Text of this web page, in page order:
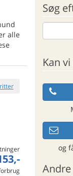
alle
Søg
Kan
og